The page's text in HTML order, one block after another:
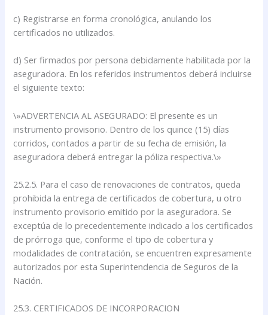
c) Registrarse en forma cronológica, anulando los
certificados no utilizados.
d) Ser firmados por persona debidamente habilitada por la
aseguradora. En los referidos instrumentos deberá incluirse
el siguiente texto:
\»ADVERTENCIA AL ASEGURADO: El presente es un
instrumento provisorio. Dentro de los quince (15) días
corridos, contados a partir de su fecha de emisión, la
aseguradora deberá entregar la póliza respectiva.\»
25.2.5. Para el caso de renovaciones de contratos, queda
prohibida la entrega de certificados de cobertura, u otro
instrumento provisorio emitido por la aseguradora. Se
exceptúa de lo precedentemente indicado a los certificados
de prórroga que, conforme el tipo de cobertura y
modalidades de contratación, se encuentren expresamente
autorizados por esta Superintendencia de Seguros de la
Nación.
25.3. CERTIFICADOS DE INCORPORACION